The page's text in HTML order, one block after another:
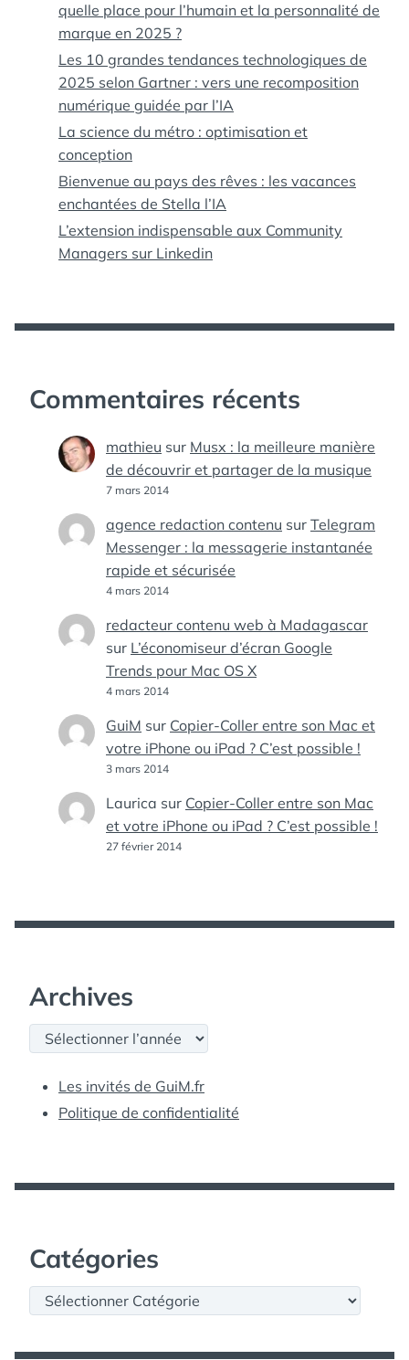
quelle place pour l’humain et la personnalité de
marque en 2025 ?
Les 10 grandes tendances technologiques de
2025 selon Gartner : vers une recomposition
numérique guidée par l’IA
La science du métro : optimisation et
conception
Bienvenue au pays des rêves : les vacances
enchantées de Stella l’IA
L’extension indispensable aux Community
Managers sur Linkedin
Commentaires récents
mathieu sur Musx : la meilleure manière
de découvrir et partager de la musique
7 mars 2014
agence redaction contenu sur Telegram
Messenger : la messagerie instantanée
rapide et sécurisée
4 mars 2014
redacteur contenu web à Madagascar
sur L’économiseur d’écran Google
Trends pour Mac OS X
4 mars 2014
GuiM sur Copier-Coller entre son Mac et
votre iPhone ou iPad ? C’est possible !
3 mars 2014
Laurica sur Copier-Coller entre son Mac
et votre iPhone ou iPad ? C’est possible !
27 février 2014
Archives
Archives
Les invités de GuiM.fr
Politique de confidentialité
Catégories
Catégories